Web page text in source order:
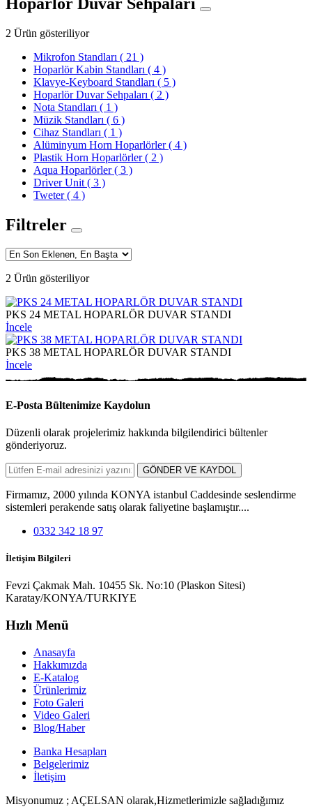
2 Ürün gösteriliyor
Mikrofon Standları ( 21 )
Hoparlör Kabin Standları ( 4 )
Klavye-Keyboard Standları ( 5 )
Hoparlör Duvar Sehpaları ( 2 )
Nota Standları ( 1 )
Müzik Standları ( 6 )
Cihaz Standları ( 1 )
Alüminyum Horn Hoparlörler( 4 )
Plastik Horn Hoparlörler( 2 )
Aqua Hoparlörler( 3 )
Driver Unit ( 3 )
Tweter( 4 )
Filtreler
2 Ürün gösteriliyor
PKS 24 METAL HOPARLÖR DUVAR STANDI
İncele
PKS 38 METAL HOPARLÖR DUVAR STANDI
İncele
E-Posta Bültenimize Kaydolun
Düzenli olarak projelerimiz hakkında bilgilendirici bültenler
gönderiyoruz.
GÖNDER VE KAYDOL
Firmamız, 2000 yılında KONYA istanbul Caddesinde seslendirme
sistemleri perakende satış olarak faliyetine başlamıştır....
0332 342 18 97
İletişim Bilgileri
Fevzi Çakmak Mah. 10455 Sk. No:10 (Plaskon Sitesi)
Karatay/KONYA/TURKIYE
Hızlı Menü
Anasayfa
Hakkımızda
E-Katalog
Ürünlerimiz
Foto Galeri
Video Galeri
Blog/Haber
Banka Hesapları
Belgelerimiz
İletişim
Misyonumuz ; AÇELSAN olarak,Hizmetlerimizle sağladığımız